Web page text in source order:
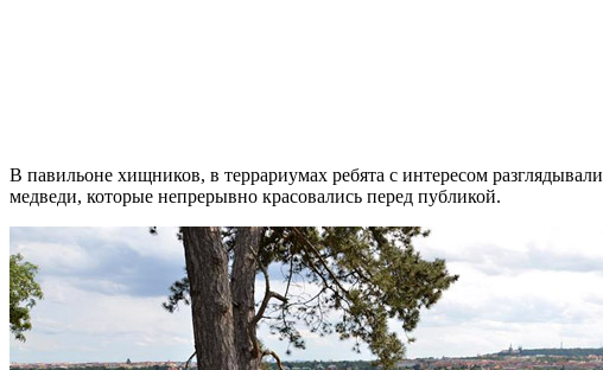
В павильоне хищников, в террариумах ребята с интересом
медведи, которые непрерывно красовались перед публикой.